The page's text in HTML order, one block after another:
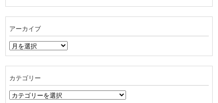
アーカイブ
ア
ー
ブ
カテゴリー
カ